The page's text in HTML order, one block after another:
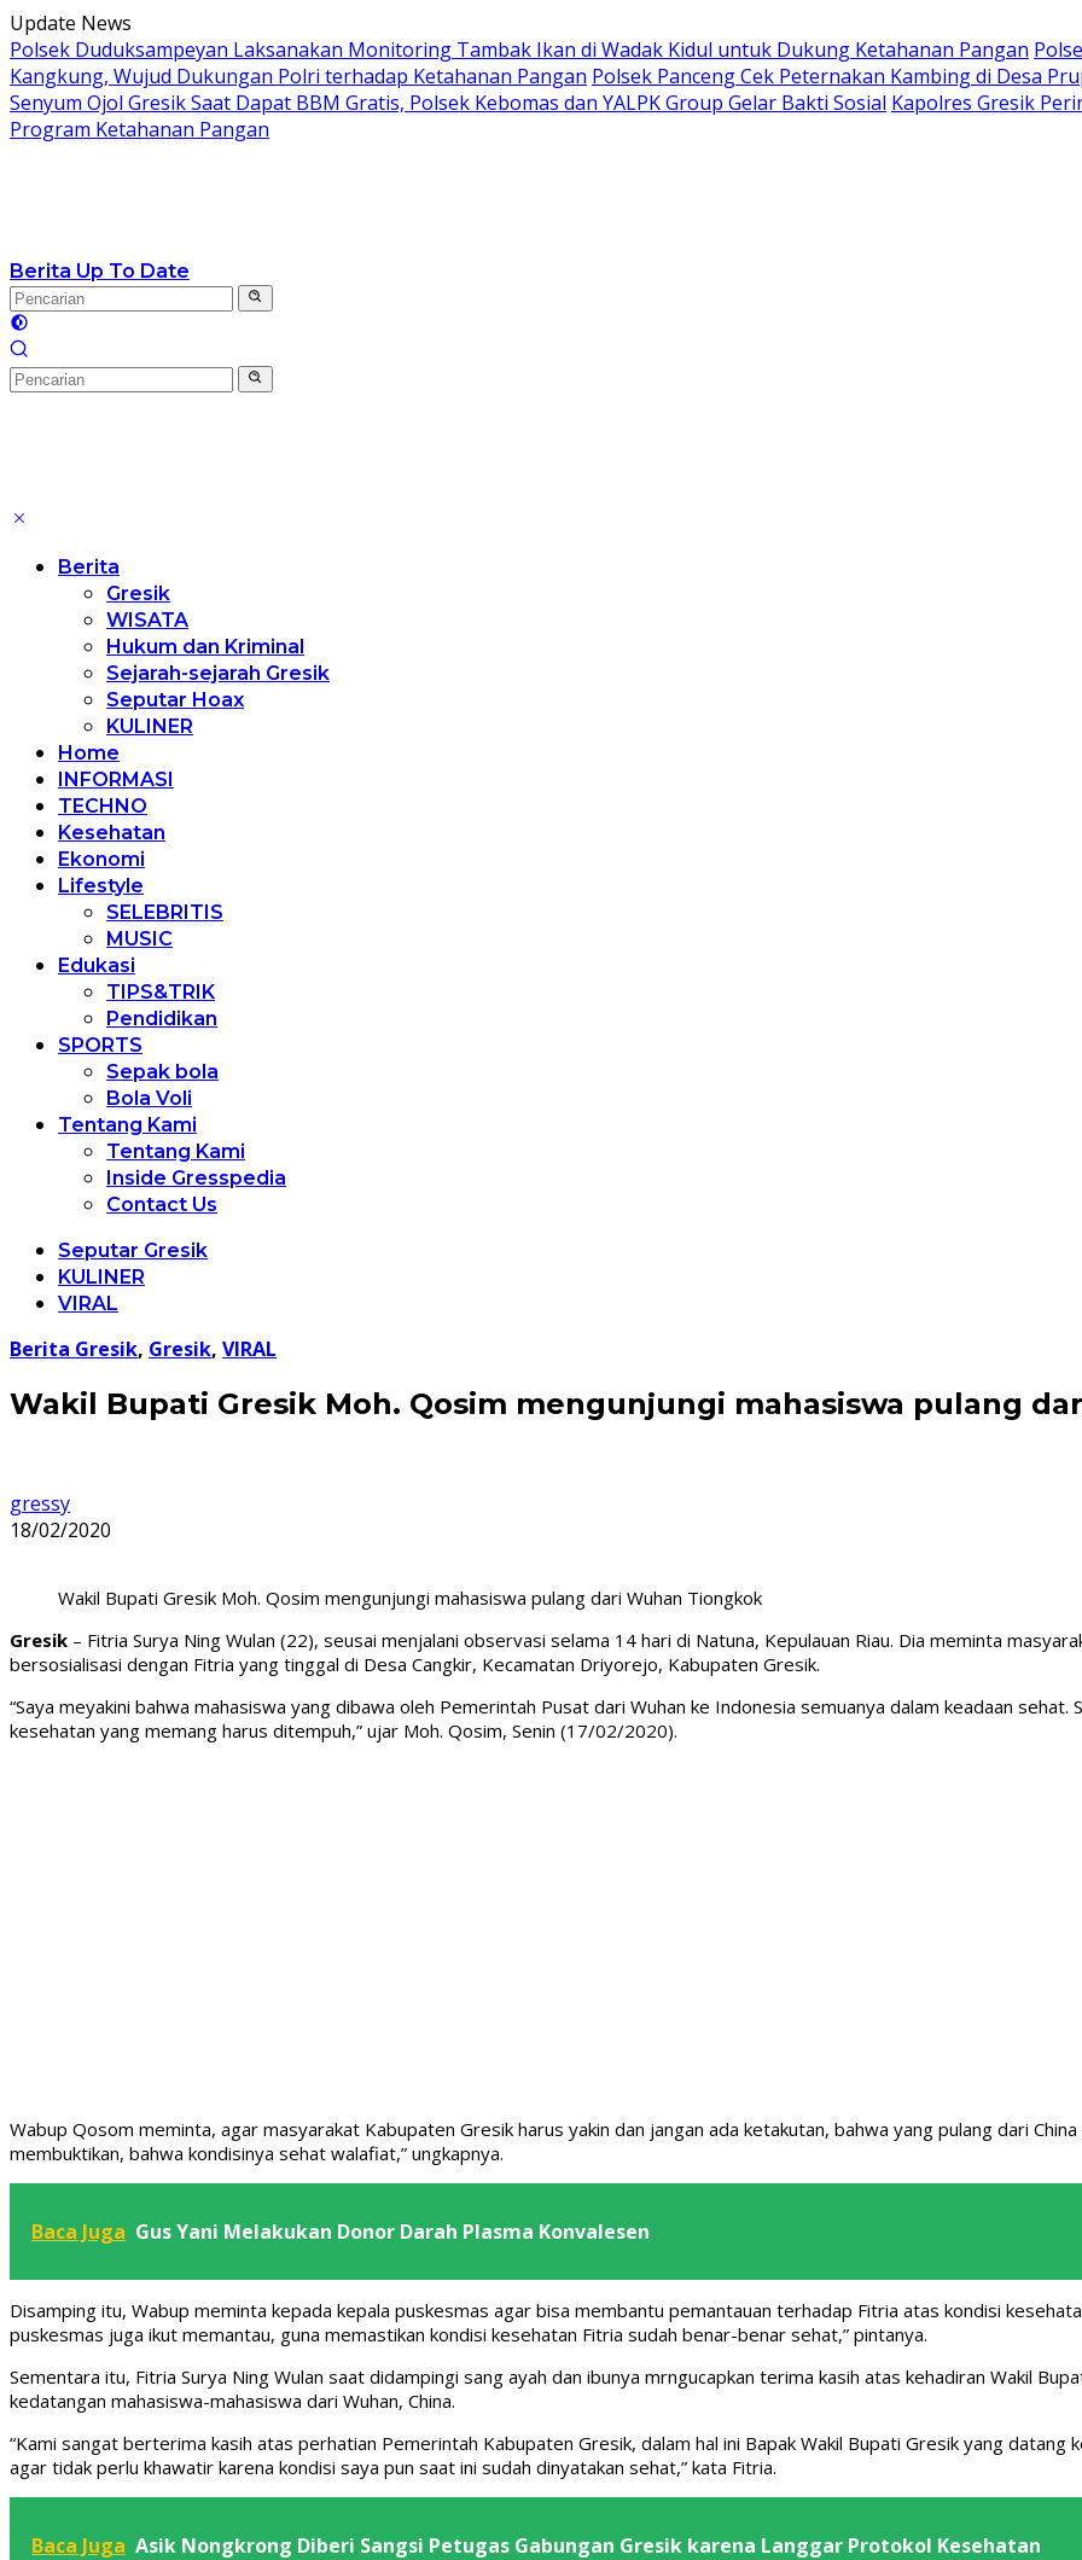
Langsung
ke
konten
Update News
Polsek Duduksampeyan Laksanakan Monitoring Tambak Ikan di Wadak Kidul untuk Dukung Ketahanan Pangan
Kangkung, Wujud Dukungan Polri terhadap Ketahanan Pangan Polsek Panceng Cek Peternakan Kambing di Desa
Senyum Ojol Gresik Saat Dapat BBM Gratis, Polsek Kebomas dan YALPK Group Gelar Bakti Sosial Kapolres Gresik
Program Ketahanan Pangan
Berita Up To Date
Berita
Gresik
WISATA
Hukum dan Kriminal
Sejarah-sejarah Gresik
Seputar Hoax
KULINER
Home
INFORMASI
TECHNO
Kesehatan
Ekonomi
Lifestyle
SELEBRITIS
MUSIC
Edukasi
TIPS&TRIK
Pendidikan
SPORTS
Sepak bola
Bola Voli
Tentang Kami
Tentang Kami
Inside Gresspedia
Contact Us
Seputar Gresik
KULINER
VIRAL
Berita Gresik, Gresik, VIRAL
Wakil Bupati Gresik Moh. Qosim mengunjungi mahasiswa pulang
gressy
18/02/2020
Wakil Bupati Gresik Moh. Qosim mengunjungi mahasiswa pulang dari Wuhan Tiongkok
Gresik – Fitria Surya Ning Wulan (22), seusai menjalani observasi selama 14 hari di Natuna, Kepulauan Riau. Dia meminta
bersosialisasi dengan Fitria yang tinggal di Desa Cangkir, Kecamatan Driyorejo, Kabupaten Gresik.
“Saya meyakini bahwa mahasiswa yang dibawa oleh Pemerintah Pusat dari Wuhan ke Indonesia semuanya dalam keadaan
kesehatan yang memang harus ditempuh,” ujar Moh. Qosim, Senin (17/02/2020).
Wabup Qosom meminta, agar masyarakat Kabupaten Gresik harus yakin dan jangan ada ketakutan, bahwa yang pulang dari
membuktikan, bahwa kondisinya sehat walafiat,” ungkapnya.
Baca Juga Gus Yani Melakukan Donor Darah Plasma Konvalesen
Disamping itu, Wabup meminta kepada kepala puskesmas agar bisa membantu pemantauan terhadap Fitria atas kondisi
puskesmas juga ikut memantau, guna memastikan kondisi kesehatan Fitria sudah benar-benar sehat,” pintanya.
Sementara itu, Fitria Surya Ning Wulan saat didampingi sang ayah dan ibunya mrngucapkan terima kasih atas kehadiran Wakil
kedatangan mahasiswa-mahasiswa dari Wuhan, China.
“Kami sangat berterima kasih atas perhatian Pemerintah Kabupaten Gresik, dalam hal ini Bapak Wakil Bupati Gresik yang datang
agar tidak perlu khawatir karena kondisi saya pun saat ini sudah dinyatakan sehat,” kata Fitria.
Baca Juga Asik Nongkrong Diberi Sangsi Petugas Gabungan Gresik karena Langgar Protokol Kesehatan